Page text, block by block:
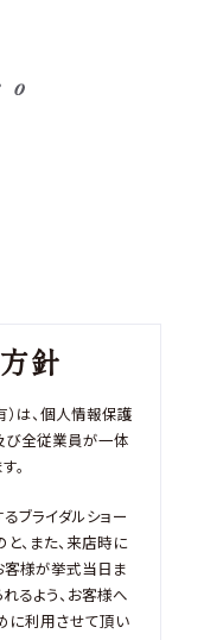
方針
）は、個人情報保護
び全従業員が一体
。
ブライダルショー
、また、来店時に
客様が挙式当日ま
るよう、お客様へ
に利用させて頂い